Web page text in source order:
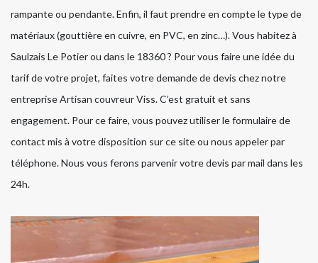
rampante ou pendante. Enfin, il faut prendre en compte le type de
matériaux (gouttière en cuivre, en PVC, en zinc…). Vous habitez à
Saulzais Le Potier ou dans le 18360 ? Pour vous faire une idée du
tarif de votre projet, faites votre demande de devis chez notre
entreprise Artisan couvreur Viss. C’est gratuit et sans
engagement. Pour ce faire, vous pouvez utiliser le formulaire de
contact mis à votre disposition sur ce site ou nous appeler par
téléphone. Nous vous ferons parvenir votre devis par mail dans les
24h.